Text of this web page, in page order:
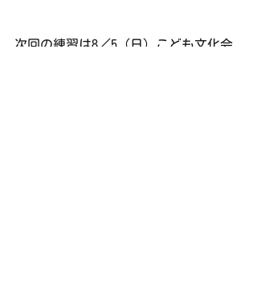
次回の練習は8／5（日）こども文化会